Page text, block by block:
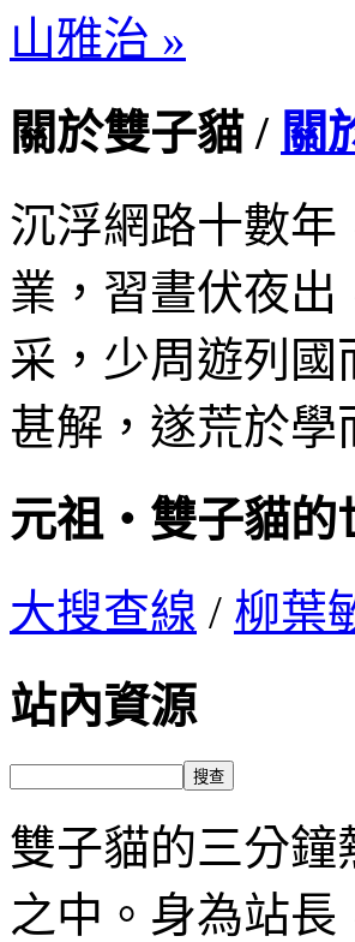
山雅治 »
關於雙子貓 / 關
沉浮網路十數
業，習晝伏夜
采，少周遊列
甚解，遂荒於
元祖‧雙子貓的
大搜查線 / 柳葉
站內資源
雙子貓的三分鐘
之中。身為站